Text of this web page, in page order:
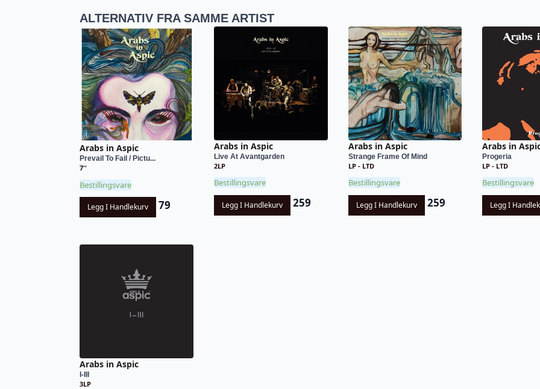
ALTERNATIV FRA SAMME ARTIST
Arabs in Aspic
Prevail To Fail / Pictu...
7''
Bestillingsvare
Legg I Handlekurv 79
Arabs in Aspic
Live At Avantgarden
2LP
Bestillingsvare
Legg I Handlekurv 259
Arabs in Aspic
Strange Frame Of Mind
LP - LTD
Bestillingsvare
Legg I Handlekurv 259
Arabs in
Progeria
LP - LTD
Bestillingsvare
Legg I
Arabs in Aspic
I-III
3LP